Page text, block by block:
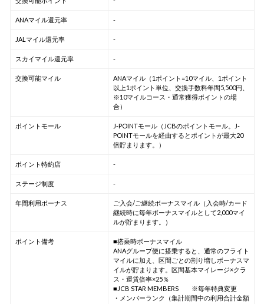
ANAマイル還元率 -
JALマイル還元率 -
スカイマイル還元率 -
交換可能マイル
ANAマイル（1ポイント=10マイル、1ポイント
以上1ポイント単位、交換手数料年間5,500円、
※10マイルコース・通常獲得ポイントの場
合）
ポイントモール
J-POINTモール（JCBのポイントモール。J-
POINTモールを経由するとポイントが最大20
倍貯まります。）
ポイント特約店 -
ステージ制度 -
年間利用ボーナス
ご入会/ご継続ボーナスマイル（入会時/カード
継続時に毎年ボーナスマイルとして2,000マイ
ルが貯まります。）
ポイント備考
■搭乗時ボーナスマイル
ANAグループ便に搭乗すると、通常のフライト
マイルに加え、区間ごとの割り増しボーナスマ
イルが貯まります。区間基本マイレージ×クラ
ス・運賃倍率×25％
■JCB STAR MEMBERS ※毎年特典変更
・メンバーランク（集計期間中の利用合計金額